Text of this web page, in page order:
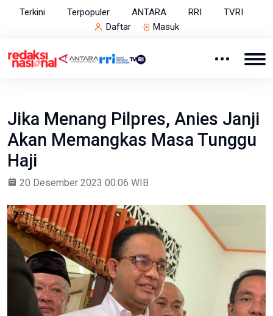
Terkini Terpopuler ANTARA RRI
TVRI
Daftar
Masuk
Jika Menang Pilpres, Anies Janji
Akan Memangkas Masa Tunggu
Haji
20 Desember 2023 00:06 WIB